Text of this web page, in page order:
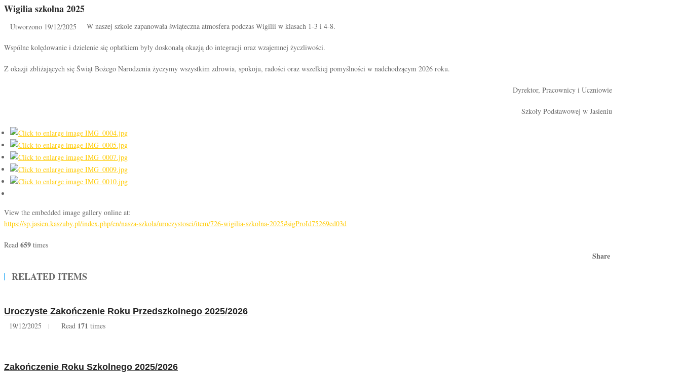
Wigilia szkolna 2025
Utworzono 19/12/2025 W naszej szkole zapanowała świąteczna atmosfera podczas Wigilii w klasach 1-3 i 4-8.
Wspólne kolędowanie i dzielenie się opłatkiem były doskonałą okazją do integracji oraz wzajemnej życzliwości.
Z okazji zbliżających się Świąt Bożego Narodzenia życzymy wszystkim zdrowia, spokoju, radości oraz wszelkiej pomyślności w nadchodzącym 2026 roku.
Dyrektor, Pracownicy i Uczniowie
Szkoły Podstawowej w Jasieniu
View the embedded image gallery online at:
https://sp.jasien.kaszuby.pl/index.php/en/nasza-szkola/uroczystosci/item/726-wigilia-szkolna-2025#sigProId75269ed03d
Read 659 times
Share
RELATED ITEMS
Uroczyste Zakończenie Roku Przedszkolnego 2025/2026
19/12/2025 Read 171 times
Zakończenie Roku Szkolnego 2025/2026